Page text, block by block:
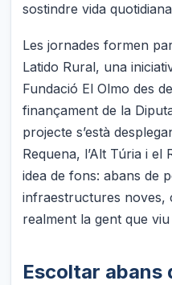
sostindre vida
Les jornades formen
Latido Rural, una
Fundació El Olmo des
finançament de la
projecte s’està
Requena, l’Alt Túria i el
idea de fons: abans de
infraestructures noves,
realment la gent que
Escoltar abans